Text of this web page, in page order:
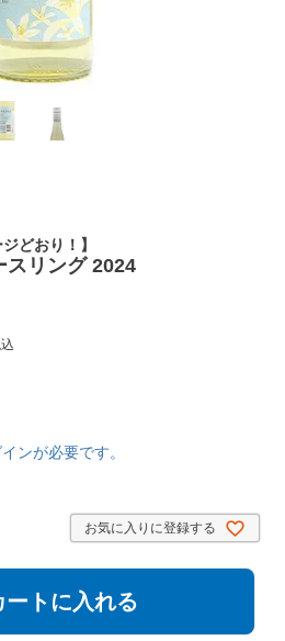
どおり！】
スリング 2024
ンが必要です。
お気に入りに登録する
ートに入れる